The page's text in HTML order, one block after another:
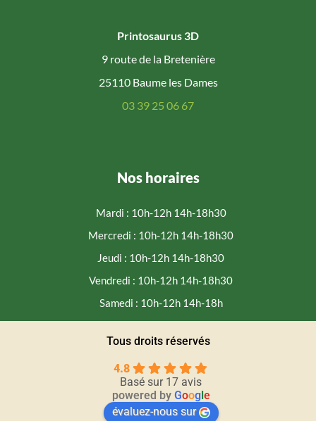
Printosaurus 3D
9 route de la Bretenière
25110 Baume les Dames
03 39 25 06 67
Nos horaires
Mardi : 10h-12h 14h-18h30
Mercredi : 10h-12h 14h-18h30
Jeudi : 10h-12h 14h-18h30
Vendredi : 10h-12h 14h-18h30
Samedi : 10h-12h 14h-18h
Tous droits réservés
4.8
Basé sur 17 avis
powered by Googl e
évaluez-nous sur